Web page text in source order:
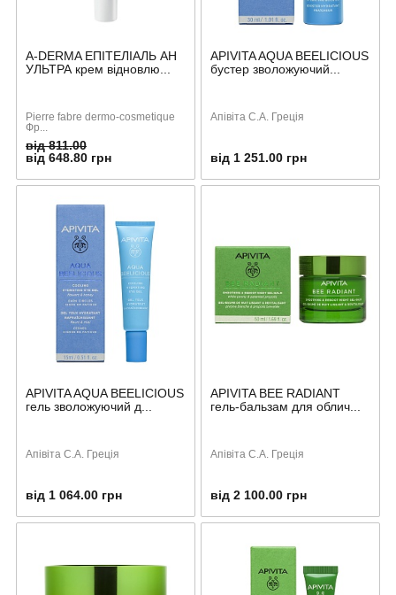
A-DERMA ЕПІТЕЛІАЛЬ АН
УЛЬТРА крем відновлю...
Pierre fabre dermo-cosmetique
Фр...
від 811.00
від 648.80 грн
APIVITA AQUA BEELICIOUS
бустер зволожуючий...
Апівіта С.А. Греція
від 1 251.00 грн
APIVITA AQUA BEELICIOUS
гель зволожуючий д...
Апівіта С.А. Греція
від 1 064.00 грн
APIVITA BEE RADIANT
гель-бальзам для облич...
Апівіта С.А. Греція
від 2 100.00 грн